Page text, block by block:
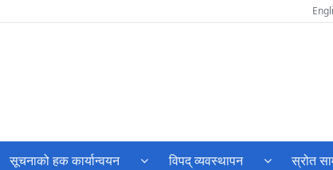
सूचनाको हक कार्यान्वयन विपद् व्यवस्थापन स्रोत